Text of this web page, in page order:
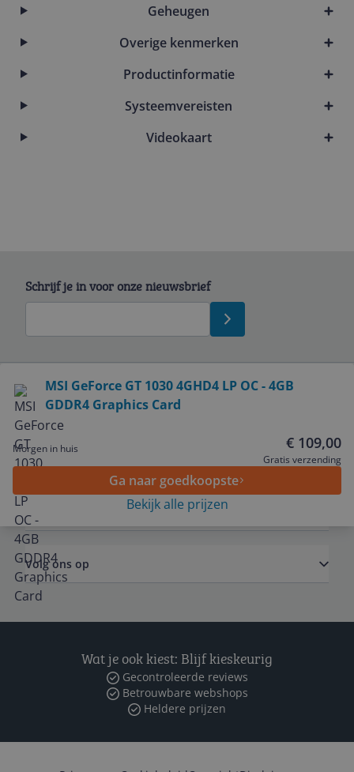
Geheugen
Overige kenmerken
Productinformatie
Systeemvereisten
Videokaart
MSI GeForce GT 1030 4GHD4 LP OC - 4GB
GDDR4 Graphics Card
Morgen in huis € 109,00
Gratis verzending
Ga naar goedkoopste
Bekijk alle prijzen
Schrijf je in voor onze nieuwsbrief
Service
Algemeen
Volg ons op
Wat je ook kiest: Blijf kieskeurig
Gecontroleerde reviews
Betrouwbare webshops
Heldere prijzen